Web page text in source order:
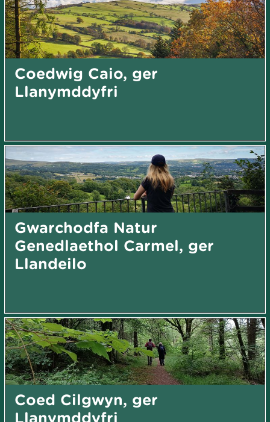
Coedwig Caio, ger
Llanymddyfri
Gwarchodfa Natur
Genedlaethol Carmel, ger
Llandeilo
Coed Cilgwyn, ger
Llanymddyfri